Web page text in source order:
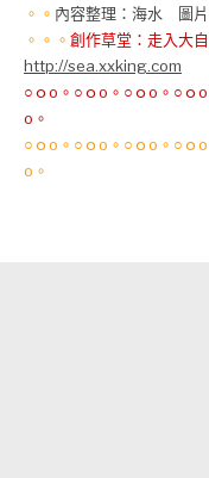
。。 內容整理：海水 圖
。。。 創作草堂：走入大
http://sea.xxking.com
○ｏo。○ｏo。○ｏo。○ｏ
o。
○ｏo。○ｏo。○ｏo。○ｏ
o。